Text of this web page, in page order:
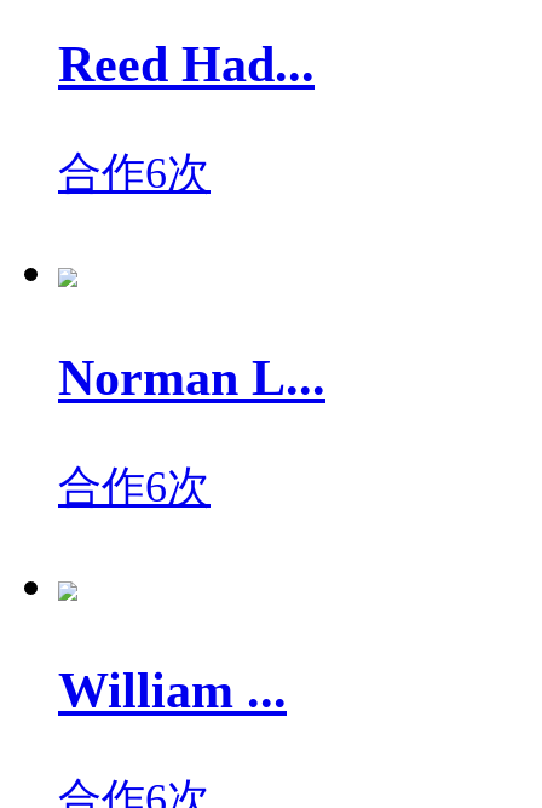
Reed Had...
合作6次
Norman L...
合作6次
William ...